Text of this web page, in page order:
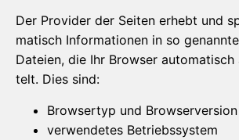
Der Pro­vi­der der Sei­ten erhebt und
ma­tisch Infor­ma­tio­nen in so
Datei­en, die Ihr Brow­ser
telt. Dies sind:
Brow­ser­typ und Browserversion
ver­wen­de­tes Betriebssystem